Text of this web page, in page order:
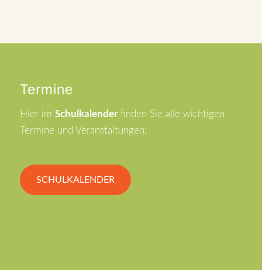
Termine
Hier im Schulkalenderfinden Sie alle wichtigen
Termine und Veranstaltungen:
SCHULKALENDER